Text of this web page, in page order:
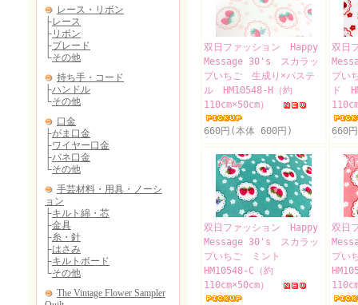
双日ファッション Happy
Message 30's スカラッ
プいちご 生成り×パステ
ル HM10548-H（約
110cm×50cm）
660円(本体 600円)
双日
プい
ド
660
双日ファッション Happy
Message 30's スカラッ
プいちご ミント
HM10548-C（約
110cm×50cm）
双日
プい